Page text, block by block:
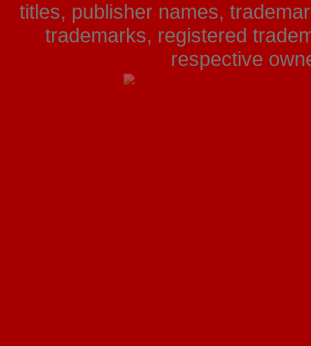
titles, publisher names,
trademarks, registered
respective